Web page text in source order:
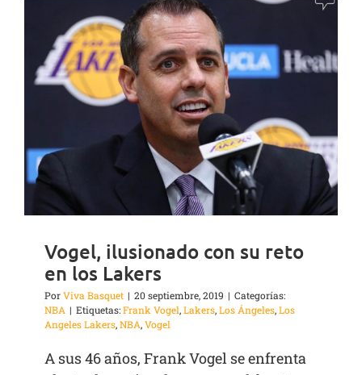
Vogel, ilusionado con su reto
en los Lakers
PorViva Basquet | 20 septiembre, 2019 | Categorías:
NBA | Etiquetas:Frank Vogel,Lakers,Los Ángeles,Los
Angeles Lakers,NBA,Vogel
A sus 46 años, Frank Vogel se enfrenta